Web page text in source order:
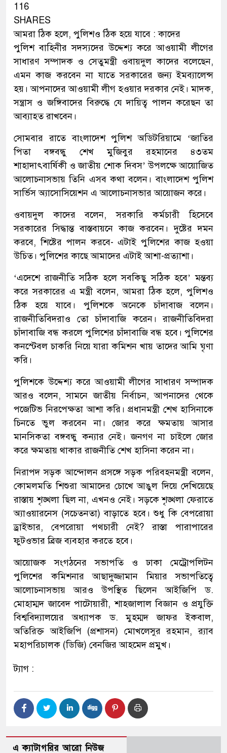
116
SHARES
আমরা ঠিক হলে, পুলিশও ঠিক হয়ে যাবে : কাদের
পুলিশ বাহিনীর সদস্যদের উদ্দেশ্য করে আওয়ামী লীগের
সাধারণ সম্পাদক ও সেতুমন্ত্রী ওবায়দুল কাদের বলেছেন,
এমন কাজ করবেন না যাতে সরকারের জন্য ইমব্যালেন্স
হয়। আপনাদের আওয়ামী লীগ হওয়ার দরকার নেই। মাদক,
সন্ত্রাস ও জঙ্গিবাদের বিরুদ্ধে যে দায়িত্ব পালন করেছন তা
আব্যাহত রাখবেন।
সোমবার রাতে বাংলাদেশ পুলিশ অডিটরিয়ামে ‘জাতির
পিতা বঙ্গবন্ধু শেখ মুজিবুর রহমানের ৪৩তম
শাহাদাৎবার্ষিকী ও জাতীয় শোক দিবস’ উপলক্ষে আয়োজিত
আলোচনাসভায় তিনি এসব কথা বলেন। বাংলাদেশ পুলিশ
সার্ভিস অ্যাসোসিয়েশন এ আলোচনাসভার আয়োজন করে।
ওবায়দুল কাদের বলেন, সরকারি কর্মচারী হিসেবে
সরকারের সিদ্ধান্ত বাস্তবায়নে কাজ করবেন। দুষ্টের দমন
করবে, শিষ্টের পালন করবে- এটাই পুলিশের কাজ হওয়া
উচিত। পুলিশের কাছে আমাদের এটাই আশা-প্রত্যাশা।
‘এদেশে রাজনীতি সঠিক হলে সবকিছু সঠিক হবে’ মন্তব্য
করে সরকারের এ মন্ত্রী বলেন, আমরা ঠিক হলে, পুলিশও
ঠিক হয়ে যাবে। পুলিশকে অনেকে চাঁদাবাজ বলেন।
রাজনীতিবিদরাও তো চাঁদাবাজি করেন। রাজনীতিবিদরা
চাঁদাবাজি বন্ধ করলে পুলিশের চাঁদাবাজি বন্ধ হবে। পুলিশের
কনস্টেবল চাকরি নিয়ে যারা কমিশন খায় তাদের আমি ঘৃণা
করি।
পুলিশকে উদ্দেশ্য করে আওয়ামী লীগের সাধারণ সম্পাদক
আরও বলেন, সামনে জাতীয় নির্বাচন, আপনাদের থেকে
পজেটিভ নিরপেক্ষতা আশা করি। প্রধানমন্ত্রী শেখ হাসিনাকে
চিনতে ভুল করবেন না। জোর করে ক্ষমতায় আসার
মানসিকতা বঙ্গবন্ধু কন্যার নেই। জনগণ না চাইলে জোর
করে ক্ষমতায় থাকার রাজনীতি শেখ হাসিনা করেন না।
নিরাপদ সড়ক আন্দোলন প্রসঙ্গে সড়ক পরিবহনমন্ত্রী বলেন,
কোমলমতি শিশুরা আমাদের চোখে আঙুল দিয়ে দেখিয়েছে
রাস্তায় শৃঙ্খলা ছিল না, এখনও নেই। সড়কে শৃঙ্খলা ফেরাতে
অ্যাওয়ারনেস (সচেতনতা) বাড়াতে হবে। শুধু কি বেপরোয়া
ড্রাইভার, বেপরোয়া পথচারী নেই? রাস্তা পারাপারের
ফুটওভার ব্রিজ ব্যবহার করতে হবে।
আয়োজক সংগঠনের সভাপতি ও ঢাকা মেট্রোপলিটন
পুলিশের কমিশনার আছাদুজ্জামান মিয়ার সভাপতিত্বে
আলোচনাসভায় আরও উপস্থিত ছিলেন আইজিপি ড.
মোহাম্মদ জাবেদ পাটোয়ারী, শাহজালাল বিজ্ঞান ও প্রযুক্তি
বিশ্ববিদ্যালয়ের অধ্যাপক ড. মুহম্মদ জাফর ইকবাল,
অতিরিক্ত আইজিপি (প্রশাসন) মোখলেসুর রহমান, র‍্যাব
মহাপরিচালক (ডিজি) বেনজির আহমেদ প্রমুখ।
ট্যাগ :
এ ক্যাটাগরির আরো নিউজ